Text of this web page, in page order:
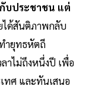
บประชาชน แต่
ได้สันติภาพกลับ
ำยุทธหัตถี
าไม่ถึงหนึ่งปี เพื่อ
ทศ และทันเสนอ